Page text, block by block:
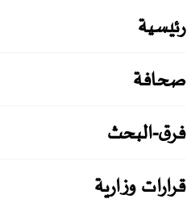
رئيسية
صحافة
فرق-البحث
قرارات وزارية